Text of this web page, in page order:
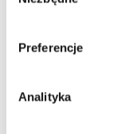
Preferencje
Analityka
UNIVERSAL